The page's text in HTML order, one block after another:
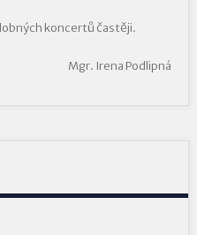
koncertů častěji.
Mgr. Irena Podlipná